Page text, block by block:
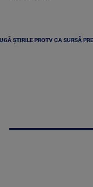
ȘTIRILE PROTV CA SURSĂ